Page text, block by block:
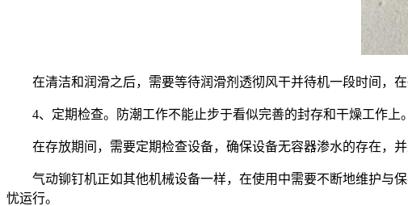
在清洁和润滑之后，需要等待润滑剂透彻风干并待机一段时间，在
4、定期检查。防潮工作不能止步于看似完善的封存和干燥工作上
在存放期间，需要定期检查设备，确保设备无容器渗水的存在，并
气动铆钉机正如其他机械设备一样，在使用中需要不断地维护与保
忧运行。